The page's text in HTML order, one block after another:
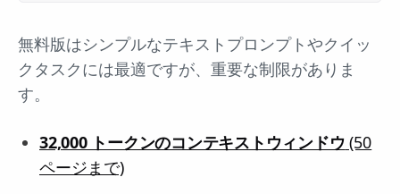
無料版はシンプルなテキストプロンプトやクイッ
クタスクには最適ですが、重要な制限がありま
す。
32,000 トークンのコンテキストウィンドウ (50
ページまで)